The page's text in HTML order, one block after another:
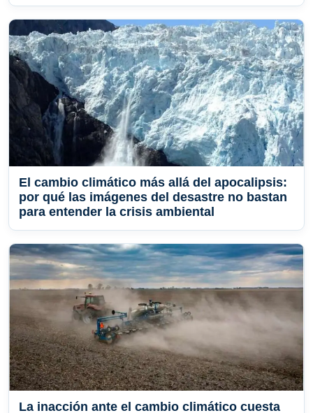
El cambio climático más allá del apocalipsis:
por qué las imágenes del desastre no bastan
para entender la crisis ambiental
La inacción ante el cambio climático cuesta